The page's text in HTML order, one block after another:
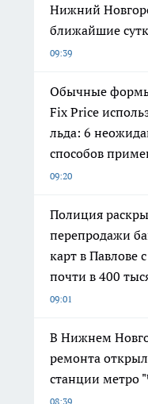
Нижний
ближайшие
09:39
Обычные
Fix Price
льда: 6
способов
09:20
Полиция
перепродажи
карт в Павлове
почти в 400
09:01
В Нижнем
ремонта
станции метро
08:39